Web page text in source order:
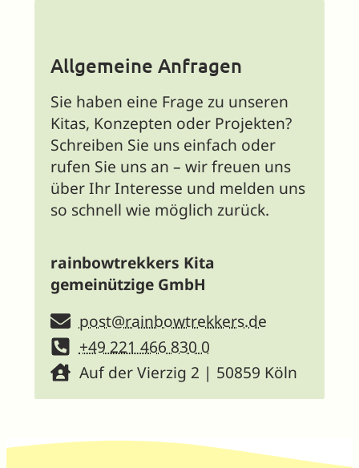
Allgemeine Anfragen
Sie haben eine Frage zu unseren
Kitas, Konzepten oder Projekten?
Schreiben Sie uns einfach oder
rufen Sie uns an – wir freuen uns
über Ihr Interesse und melden uns
so schnell wie möglich zurück.
rainbowtrekkers Kita
gemeinützige GmbH
post@rainbowtrekkers.de
+49 221 466 830 0
Auf der Vierzig 2 | 50859 Köln